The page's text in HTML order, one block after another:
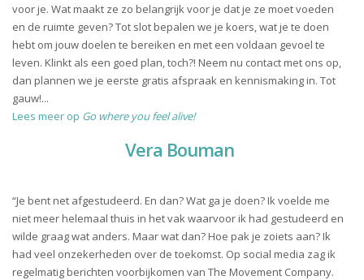
voor je. Wat maakt ze zo belangrijk voor je dat je ze moet voeden
en de ruimte geven? Tot slot bepalen we je koers, wat je te doen
hebt om jouw doelen te bereiken en met een voldaan gevoel te
leven. Klinkt als een goed plan, toch?! Neem nu contact met ons op,
dan plannen we je eerste gratis afspraak en kennismaking in. Tot
gauw!...
Lees meer op Go where you feel alive!
Vera Bouman
“Je bent net afgestudeerd. En dan? Wat ga je doen? Ik voelde me
niet meer helemaal thuis in het vak waarvoor ik had gestudeerd en
wilde graag wat anders. Maar wat dan? Hoe pak je zoiets aan? Ik
had veel onzekerheden over de toekomst. Op social media zag ik
regelmatig berichten voorbijkomen van The Movement Company.